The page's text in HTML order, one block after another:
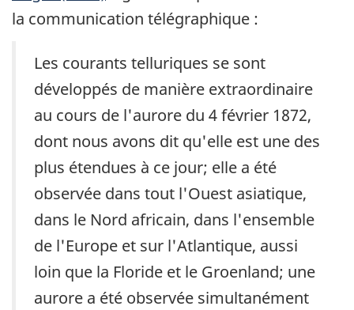
la communication télégraphique :
Les courants telluriques se sont
développés de manière extraordinaire
au cours de l'aurore du 4 février 1872,
dont nous avons dit qu'elle est une des
plus étendues à ce jour; elle a été
observée dans tout l'Ouest asiatique,
dans le Nord africain, dans l'ensemble
de l'Europe et sur l'Atlantique, aussi
loin que la Floride et le Groenland; une
aurore a été observée simultanément